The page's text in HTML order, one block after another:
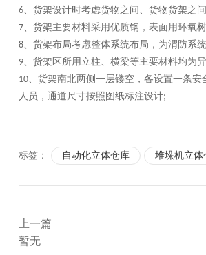
6、 货架设计时考虑货物之间、货物货架之
7、 货架主要材料采用优质钢，表面用环氧
8、 货架布局考虑整体系统布局，为渭防系
9、 货架区所用立柱、横梁等主要材料均为
10、 货架南北两侧一层镂空，各设置一条
人员，通道尺寸按照图纸标注设计;
标签： 自动化立体仓库 堆垛机立体
上一篇
暂无